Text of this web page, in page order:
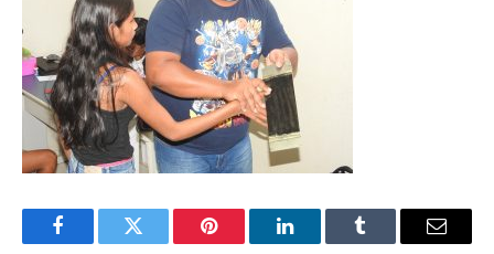
FacebookTwitter Pinterest O
Tumblr
E-